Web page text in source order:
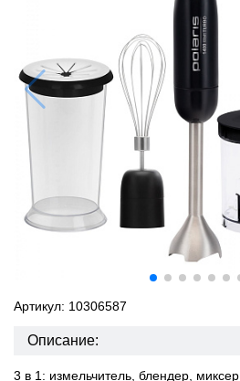
Артикул: 10306587
Описание:
3 в 1: измельчитель, блендер, миксер.